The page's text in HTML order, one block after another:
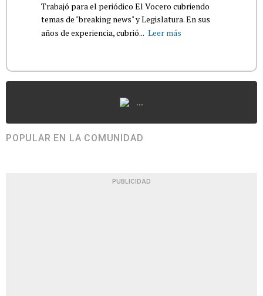
Trabajó para el periódico El Vocero cubriendo
temas de "breaking news" y Legislatura. En sus
años de experiencia, cubrió... Leer más
...
POPULAR EN LA COMUNIDAD
PUBLICIDAD